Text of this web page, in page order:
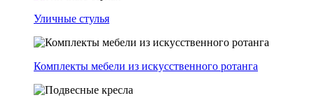
Уличные стулья
Комплекты мебели из искусственного ротанга